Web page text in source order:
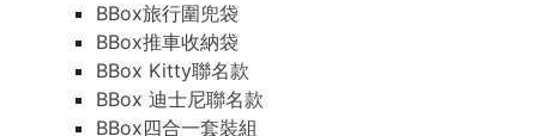
BBox旅行圍兜袋
BBox推車收納袋
BBox Kitty聯名款
BBox 迪士尼聯名款
BBox四合一套裝組